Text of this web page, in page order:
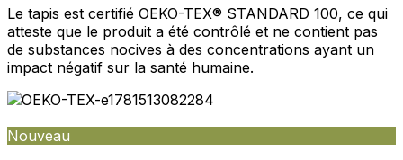
Le tapis est certifié OEKO-TEX® STANDARD 100, ce qui
atteste que le produit a été contrôlé et ne contient pas
de substances nocives à des concentrations ayant un
impact négatif sur la santé humaine.
Nouveau